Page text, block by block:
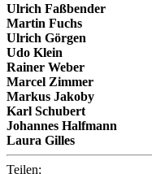
Ulrich Faßbender
Martin Fuchs
Ulrich Görgen
Udo Klein
Rainer Weber
Marcel Zimmer
Markus Jakoby
Karl Schubert
Johannes Halfmann
Laura Gilles
Teilen: